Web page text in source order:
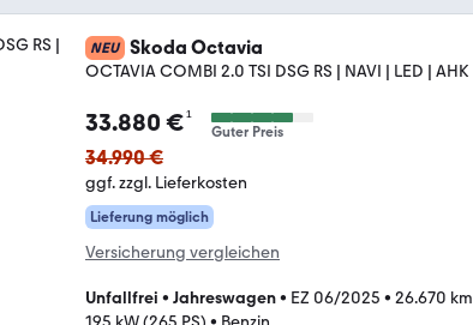
NEU Skoda Octavia
OCTAVIA COMBI 2.0 TSI DSG RS | NAVI | LED | AHK
33.880 €¹
Guter Preis
34.990 €
ggf. zzgl. Lieferkosten
Lieferung möglich
Versicherung vergleichen
Unfallfrei • Jahreswagen• EZ 06/2025 • 26.670 km